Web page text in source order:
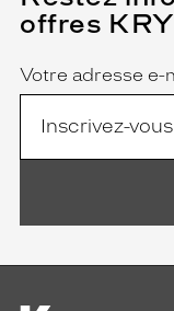
offres
Name
Votre adresse e-
champ
est
obligatoire)